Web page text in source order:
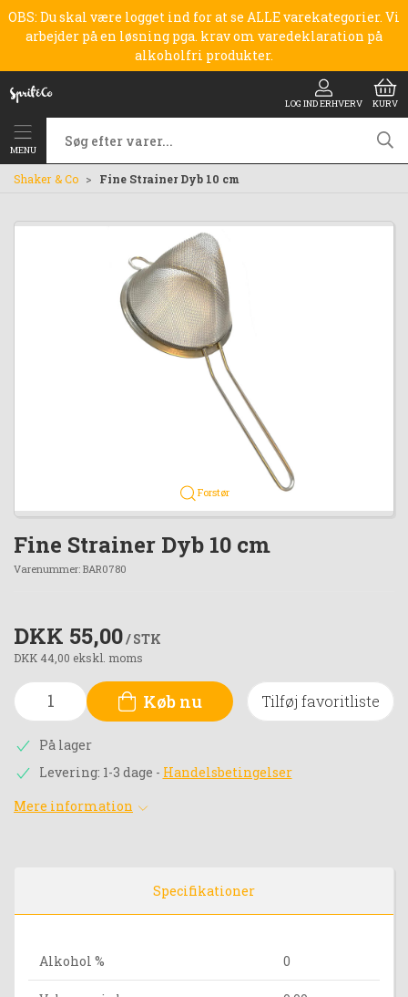
OBS: Du skal være logget ind for at se ALLE varekategorier. Vi
arbejder på en løsning pga. krav om varedeklaration på
alkoholfri produkter.
LOG IND ERHVERV KURV
MENU
Shaker & Co Fine Strainer Dyb 10 cm
Forstør
Fine Strainer Dyb 10 cm
Varenummer: BAR0780
DKK 55,00/ STK
DKK 44,00 ekskl. moms
Køb nu Tilføj favoritliste
På lager
Levering: 1-3 dage - Handelsbetingelser
Mere information
Specifikationer
Alkohol % 0